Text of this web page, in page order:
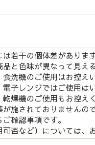
若干の個体差がありま
と色味が異なって見え
洗機のご使用はお控え
子レンジではご使用は
燥機のご使用もお控え
施されておりませんの
確認事項です。
否など）については、